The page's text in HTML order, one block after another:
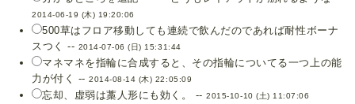
2014-06-19 (木) 19:20:06
500草はフロア移動しても連続で飲んだのであれば耐性ボーナ
スつく -- 2014-07-06 (日) 15:31:44
マネマネを指輪に合成すると、その指輪についてる一つ上の能
力が付く --2014-08-14 (木) 22:05:09
忘却、虚弱は藁人形にも効く。 --2015-10-10 (土) 11:07:06